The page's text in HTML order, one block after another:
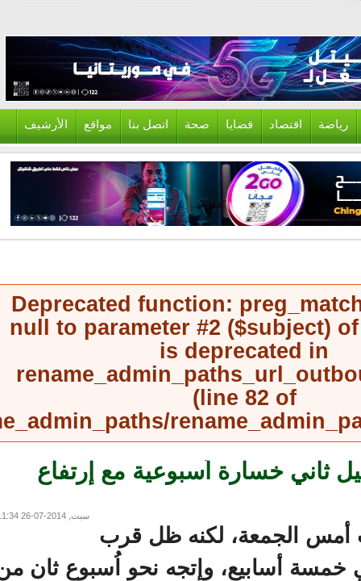
اقتصاد قضايا صحة اتصل بنا مواقع الأرشيف
Deprecated function:
null to parameter #2 ($subject)
is deprecated in
(line82of
خسارة اُسبوعية مع إرتفاع
سبت, 2014-07-26 11:34
الجمعة، لكنه ظل قرب
أسابيع، وإتجه نحو اُسبوع ثان من